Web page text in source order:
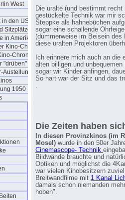
West
den USA
Sitzplätze
in Amerika
Kino-Chronik
Chronik
"drüben"
1950
Die uralte (und bestimmt
gestückelte Technik war mir
Steppke als hahnebüchen
sogar eine schallende
(dummerweise im Beisein
diese uralten Projektoren
Ich erinnere mich auch an die
alten billigen und
sogar wir Kinder anfingen,
So hart war der Sitz und das
.
Die Zeiten haben
In diesen Provinzkinos (im
Mosel) wurde in den 50er
Cinemascope- Technik
Bildwände brauchte und
Optiken und möglichst die
war vielen Kinobesitzern
Breitwandfilme mit 1 Kanal
damals schon niemanden
hoben".